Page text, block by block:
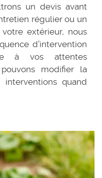
un devis avant
régulier ou un
extérieur, nous
d’intervention
à vos attentes
modifier la
quand